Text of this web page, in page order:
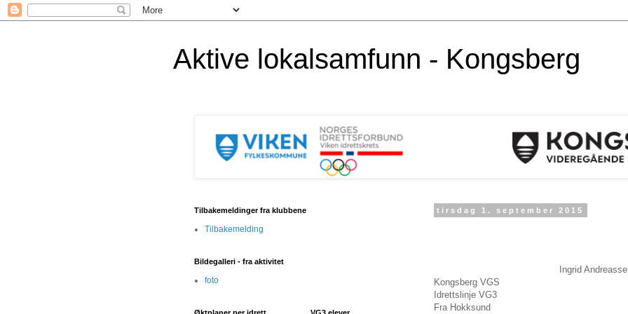
Aktive lokalsamfunn - Kongsberg
tirsdag 1. september 2015
Ingrid
Kongsberg VGS
Idrettslinje VG3
Fra Hokksund
Tilbakemeldinger fra klubbene
Tilbakemelding
Bildegalleri - fra aktivitet
foto